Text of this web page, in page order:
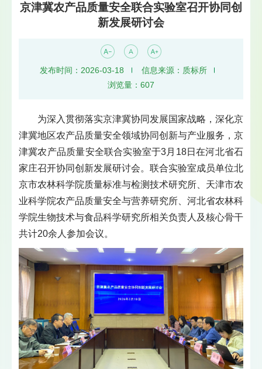
京津冀农产品质量安全联合实验室召开协同创
新发展研讨会
发布时间：2026-03-18
信息来源：质标所
浏览量： 607
为深入贯彻落实京津冀协同发展国家战略，深化京
津冀地区农产品质量安全领域协同创新与产业服务，京
津冀农产品质量安全联合实验室于3月18日在河北省石
家庄召开协同创新发展研讨会。联合实验室成员单位北
京市农林科学院质量标准与检测技术研究所、天津市农
业科学院农产品质量安全与营养研究所、河北省农林科
学院生物技术与食品科学研究所相关负责人及核心骨干
共计20余人参加会议。